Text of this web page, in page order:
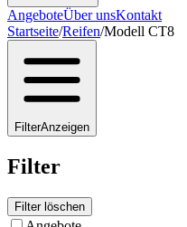
AngeboteÜber unsKontakt
Startseite/Reifen/Modell CT8
FilterAnzeigen
Filter
Filter löschen